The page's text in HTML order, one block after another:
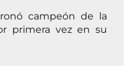
campeón de la
primera vez en su